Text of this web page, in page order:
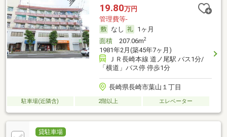
19.80万円
管理費等-
なし
1ヶ月
面積207.06m2
1981年2月(築45年7ヶ月)
ＪＲ長崎本線 道ノ尾駅 バス1分/
「横道」バス停 停歩1分
長崎県長崎市葉山１丁目
駐車場(近隣含) 2階以上 エレベーター
貸駐車場